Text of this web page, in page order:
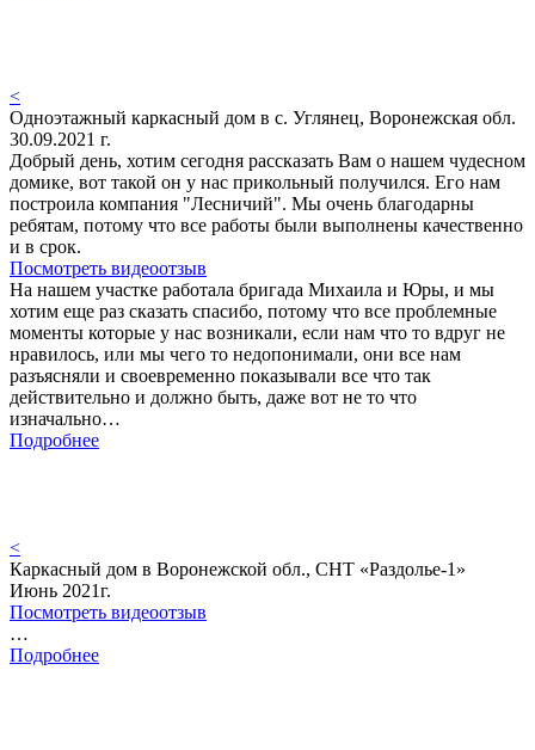
<
Одноэтажный каркасный дом в с. Углянец, Воронежская обл.
30.09.2021 г.
Добрый день, хотим сегодня рассказать Вам о нашем чудесном
домике, вот такой он у нас прикольный получился. Его нам
построила компания "Лесничий". Мы очень благодарны
ребятам, потому что все работы были выполнены качественно
и в срок.
Посмотреть видеоотзыв
На нашем участке работала бригада Михаила и Юры, и мы
хотим еще раз сказать спасибо, потому что все проблемные
моменты которые у нас возникали, если нам что то вдруг не
нравилось, или мы чего то недопонимали, они все нам
разъясняли и своевременно показывали все что так
действительно и должно быть, даже вот не то что
изначально…
Подробнее
<
Каркасный дом в Воронежской обл., СНТ «Раздолье-1»
Июнь 2021г.
Посмотреть видеоотзыв
…
Подробнее